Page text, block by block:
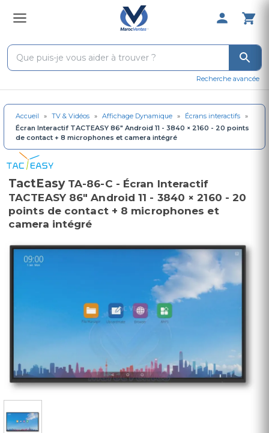
0 Produit
Recherche avancée
Accueil » TV & Vidéos » Affichage Dynamique » Écrans interactifs »
Écran Interactif TACTEASY 86" Android 11 - 3840 × 2160 - 20 points
de contact + 8 microphones et camera intégré
TactEasy TA-86-C - Écran Interactif
TACTEASY 86" Android 11 - 3840 × 2160 - 20
points de contact + 8 microphones et
camera intégré